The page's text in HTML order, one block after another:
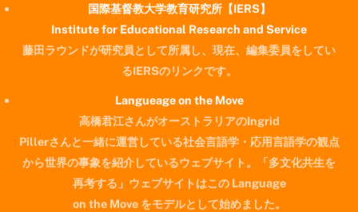
国際基督教大学教育研究所【IERS】
Institute for Educational Research and Service
藤田ラウンドが研究員として所属し、現在、編集委員をしてい
るIERSのリンクです。
Langueage on the Move
高橋君江さんがオーストラリアのIngrid
Pillerさんと一緒に運営している社会言語学・応用言語学の観点
から世界の事象を紹介しているウェブサイト。「多文化共生を
再考する」ウェブサイトはこの Language
on the Move をモデルとして始めました。